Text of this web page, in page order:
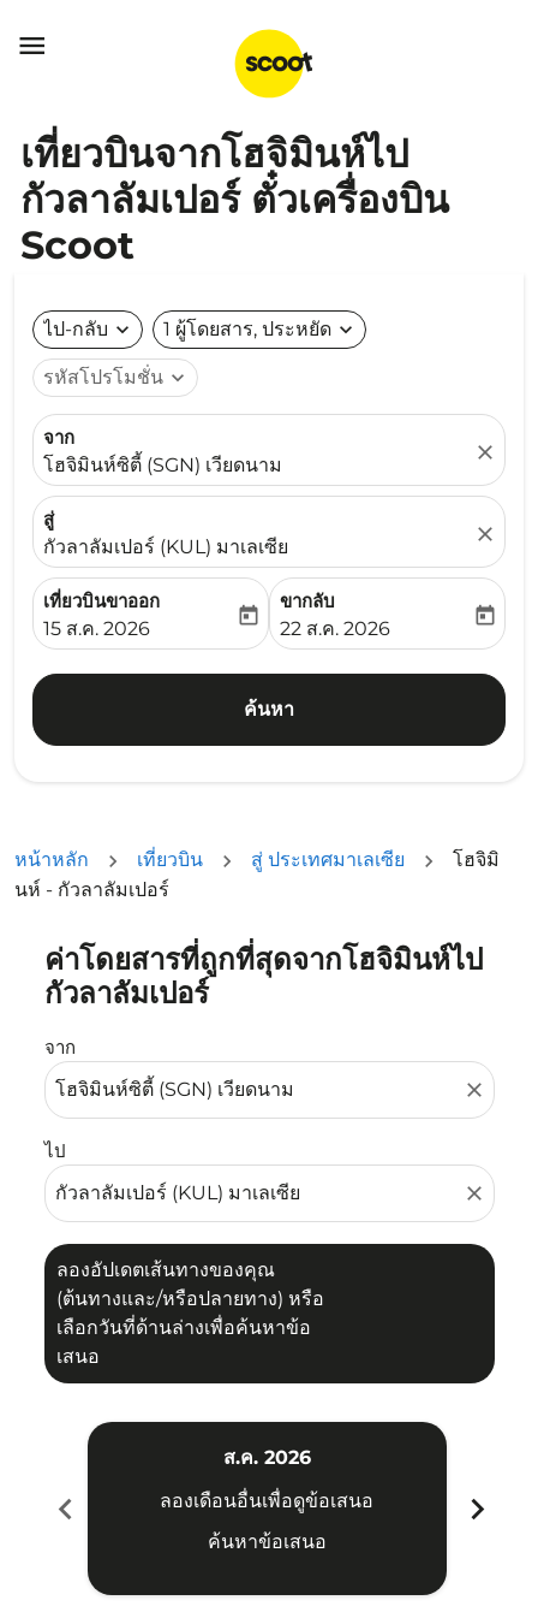

เที่ยวบินจากโฮจิมินห์ไป
กัวลาลัมเปอร์ ตั๋วเครื่องบิน
Scoot
ไป-กลับ expand_more 1 ผู้โดยสาร, ประหยัด expand_more
รหัสโปรโมชั่น expand_more
จาก
โฮจิมินห์ซิตี้ (SGN) เวียดนาม
close
สู่
กัวลาลัมเปอร์ (KUL) มาเลเซีย
close
เที่ยวบินขาออก
fc-booking-departure-date-aria-label
15 ส.ค. 2026
today
ขากลับ
fc-booking-return-date-
22 ส.ค. 2026
today
ค้นหา
หน้าหลัก เที่ยวบิน สู่ ประเทศมาเลเซีย
โฮจิมิ
นห์ - กัวลาลัมเปอร์
ค่าโดยสารที่ถูกที่สุดจากโฮจิมินห์ไป
กัวลาลัมเปอร์
จาก
close
ไป
close
ลองอัปเดตเส้นทางของคุณ
(ต้นทางและ/หรือปลายทาง) หรือ
เลือกวันที่ด้านล่างเพื่อค้นหาข้อ
เสนอ
ลองอัปเดตเส้นทางของคุณ (ต้นทางและ/หรือปลายทาง) หรื
chevron_left
ส.ค. 2026
ลองเดือนอื่นเพื่อดูข้อเสนอ
ค้นหาข้อเสนอ
chevron_right